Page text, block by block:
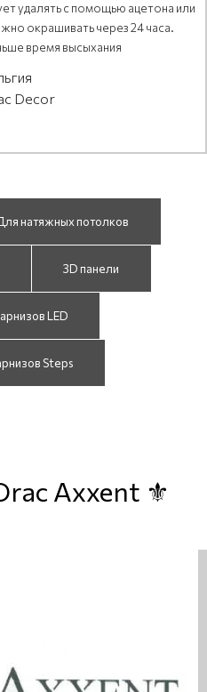
удалять с помощью ацетона или
окрашивать через 24 часа.
время высыхания
Decor
натяжных потолков
3D панели
LED
Steps
Axxent ⚜